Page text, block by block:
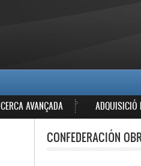
CERCA AVANÇADA ADQUISICIÓ
CONFEDERACIÓN